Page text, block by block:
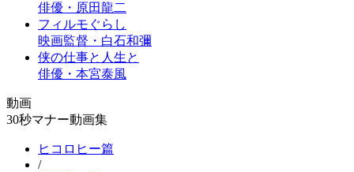
俳優・原田龍二
フィルモぐらし
映画監督・白石和彌
侠の仕事と人生と
俳優・本宮泰風
動画
30秒マナー動画集
ヒコロヒー篇
/